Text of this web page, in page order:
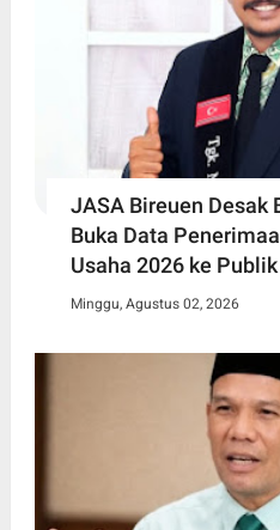
JASA Bireuen Desak
Buka Data
Usaha 2026 ke Publik
Minggu, Agustus 02, 2026